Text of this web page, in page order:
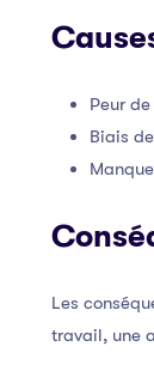
Peur
Biais
Les
travail, une